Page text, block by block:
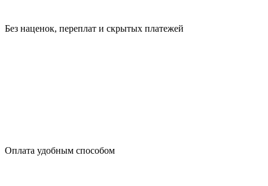
Без наценок, переплат и скрытых платежей
Оплата удобным способом